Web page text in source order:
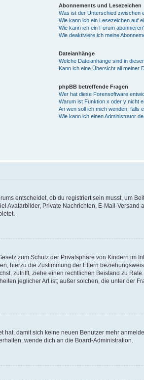
Abonnements und Lesezeichen
Was ist der Unterschied zwischen
Wie kann ich ein Lesezeichen auf
Wie kann ich ein Forum
Wie deaktiviere ich meine
Dateianhänge
Welche Dateianhänge sind in
Kann ich eine Übersicht all meiner
phpBB betreffende Fragen
Wer hat diese Forensoftware
Warum ist Funktion x oder y nicht
An wen soll ich mich wenden, falls
Wie kann ich einen Administrator
entscheidet, ob du registriert sein musst, um
Avatarbilder, Private Nachrichten, E-Mail-
zum Schutz der Privatsphäre von Kindern im
hierzu die Zustimmung der Eltern
zutrifft, ziehe einen rechtlichen Beistand zu
jeglicher Art ist; außer solchen, die unter der
damit sich keine neuen Benutzer mehr
wende dich an die Board-Administration.